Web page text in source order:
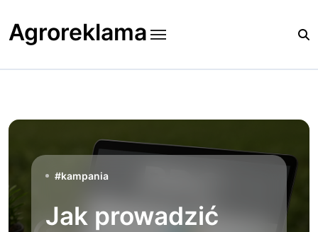
content
Agroreklama
#kampania
Jak prowadzić